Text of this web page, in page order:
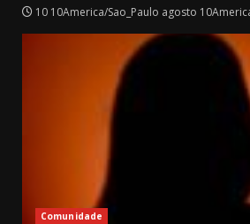
10 10America/Sao_Paulo agosto
Comunidade